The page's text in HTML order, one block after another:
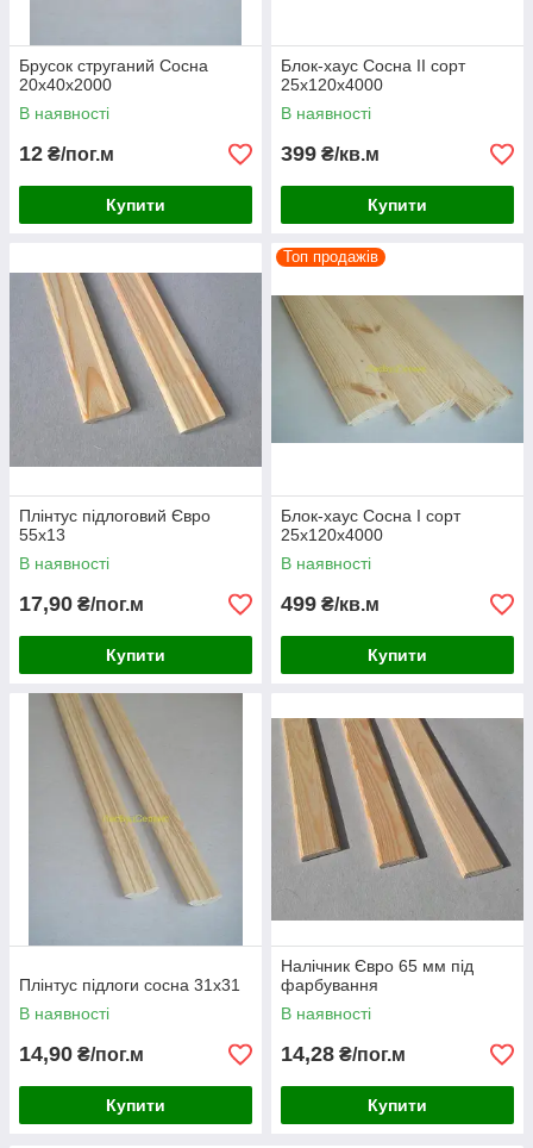
Брусок струганий Сосна
20х40х2000
В наявності
12 ₴/пог.м
Купити
Блок-хаус Сосна II сорт
25х120х4000
В наявності
399 ₴/кв.м
Купити
Плінтус підлоговий Євро
55х13
В наявності
17,90 ₴/пог.м
Купити
Топ продажів
Блок-хаус Сосна I сорт
25х120х4000
В наявності
499 ₴/кв.м
Купити
Плінтус підлоги сосна 31х31
В наявності
14,90 ₴/пог.м
Купити
Налічник Євро 65 мм під
фарбування
В наявності
14,28 ₴/пог.м
Купити